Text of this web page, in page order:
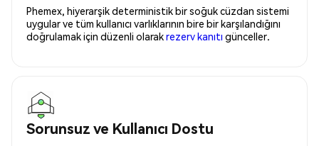
Phemex, hiyerarşik deterministik bir soğuk cüzdan sistemi
uygular ve tüm kullanıcı varlıklarının bire bir karşılandığını
doğrulamak için düzenli olarakrezerv kanıtı günceller.
Sorunsuz ve Kullanıcı Dostu